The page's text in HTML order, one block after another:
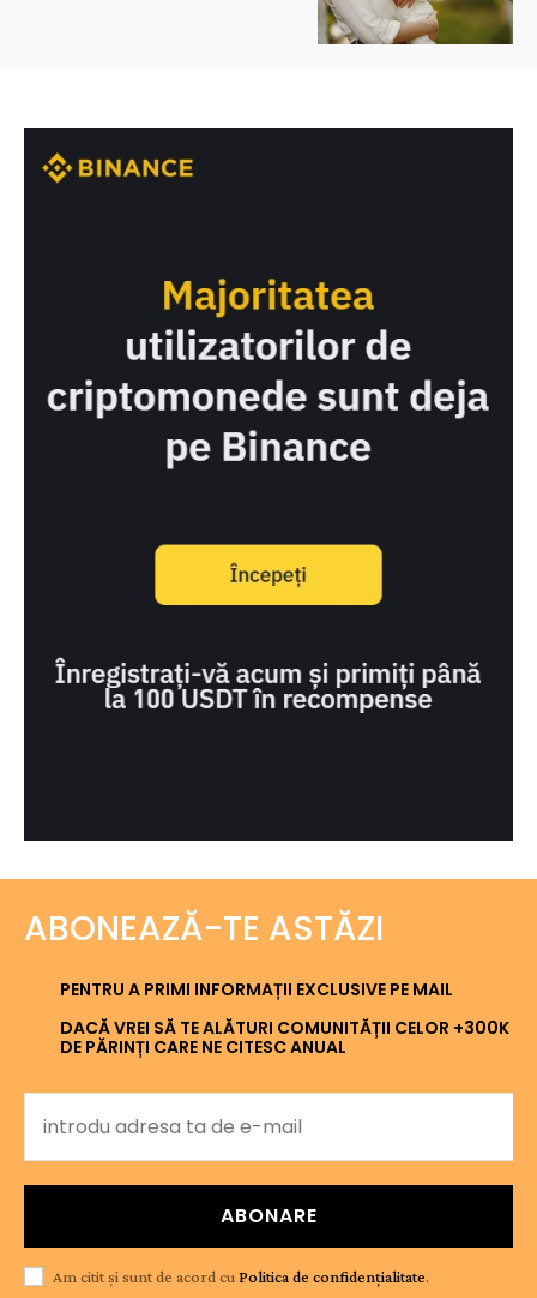
ABONEAZĂ-TE ASTĂZI
PENTRU A PRIMI INFORMAȚII EXCLUSIVE PE MAIL
DACĂ VREI SĂ TE ALĂTURI COMUNITĂȚII CELOR +300K
DE PĂRINȚI CARE NE CITESC ANUAL
ABONARE
Am citit și sunt de acord cu Politica de confidențialitate.